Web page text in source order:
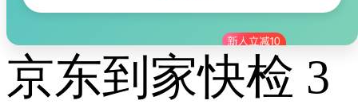
京东到家快检 3